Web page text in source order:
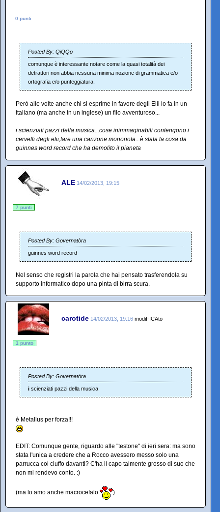
0 punti
Posted By: QiQQo
comunque è interessante notare come la quasi totalità dei
detrattori non abbia nessuna minima nozione di grammatica e/o
ortografia e/o punteggiatura.
Però alle volte anche chi si esprime in favore degli Elii lo fa in un
italiano (ma anche in un inglese) un filo avventuroso...
i scienziati pazzi della musica...cose inimmaginabili contengono i
cervelli degli elii,fare una canzone mononota...è stata la cosa da
guinnes word record che ha demolito il pianeta
ALE 14/02/2013, 19:15
7 punti
Posted By: Governatòra
guinnes word record
Nel senso che registri la parola che hai pensato trasferendola su
supporto informatico dopo una pinta di birra scura.
carotide 14/02/2013, 19:16 modiFICAto
1 punto
Posted By: Governatòra
i scienziati pazzi della musica
è Metallus per forza!!!
EDIT: Comunque gente, riguardo alle "testone" di ieri sera: ma sono
stata l'unica a credere che a Rocco avessero messo solo una
parrucca col ciuffo davanti? C'ha il capo talmente grosso di suo che
non mi rendevo conto. :)
(ma lo amo anche macrocefalo )